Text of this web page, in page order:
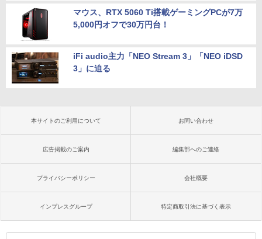
マウス、RTX 5060 Ti搭載ゲーミングPCが7万
5,000円オフで30万円台！
iFi audio主力「NEO Stream 3」「NEO iDSD
3」に迫る
本サイトのご利用について お問い合わせ
広告掲載のご案内 編集部へのご連絡
プライバシーポリシー 会社概要
インプレスグループ 特定商取引法に基づく表示